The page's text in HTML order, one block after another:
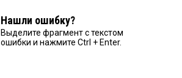
Нашли ошибку?
Выделите фрагмент с текстом
ошибки и нажмите Ctrl + Enter.